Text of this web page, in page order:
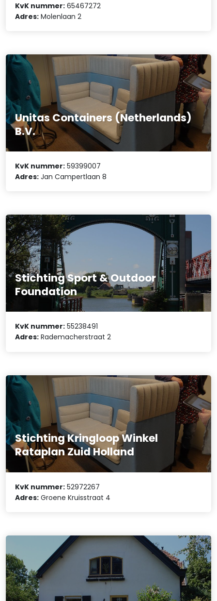
KvK nummer: 65467272
Adres: Molenlaan 2
Unitas Containers (Netherlands)
B.V.
KvK nummer: 59399007
Adres: Jan Campertlaan 8
Stichting Sport & Outdoor
Foundation
KvK nummer: 55238491
Adres: Rademacherstraat 2
Stichting Kringloop Winkel
Rataplan Zuid Holland
KvK nummer: 52972267
Adres: Groene Kruisstraat 4